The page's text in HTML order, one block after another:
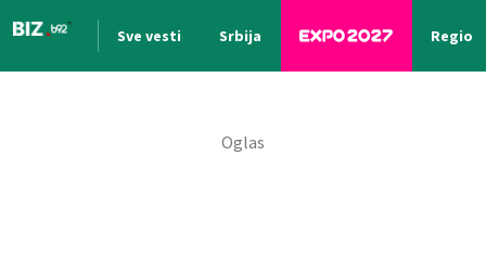
Sve vesti Srbija Region